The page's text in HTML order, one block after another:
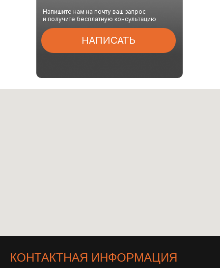
Напишите нам на почту ваш запрос
и получите бесплатную консультацию
НАПИСАТЬ
КОНТАКТНАЯ ИНФОРМАЦИЯ